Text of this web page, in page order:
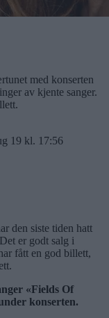
med konserten
av kjente sanger.
19 kl. 17:56
den siste tiden hatt
er godt salg i
fått en god billett,
«Fields Of
konserten.